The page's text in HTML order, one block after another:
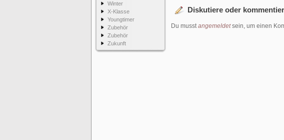
Winter
X-Klasse
Youngtimer
Zubehör
Zubehör
Zukunft
Diskutiere oder
Du musstangemeldetsein, um einen